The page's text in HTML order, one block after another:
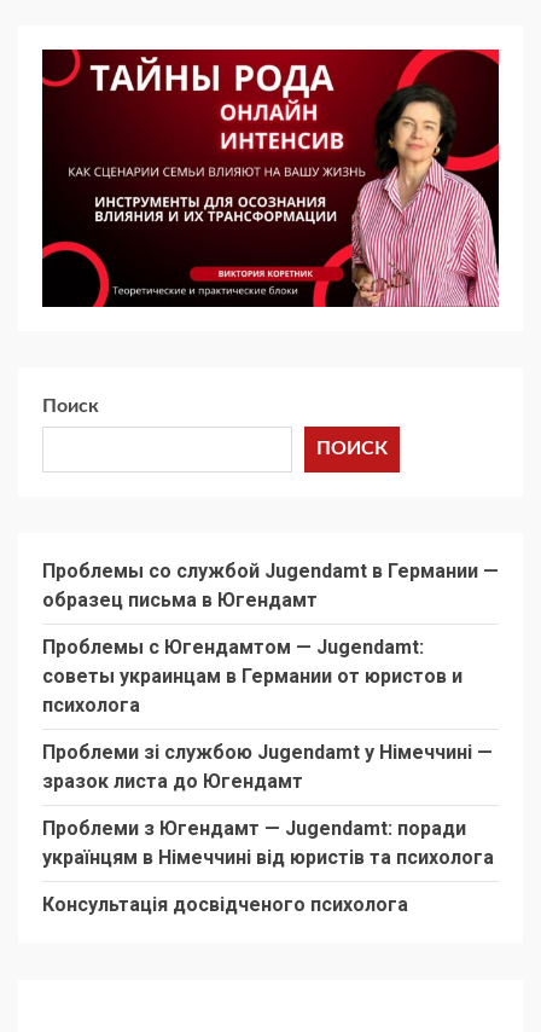
Поиск
ПОИСК
Проблемы со службой Jugendamt в Германии —
образец письма в Югендамт
Проблемы с Югендамтом — Jugendamt:
советы украинцам в Германии от юристов и
психолога
Проблеми зі службою Jugendamt у Німеччині —
зразок листа до Югендамт
Проблеми з Югендамт — Jugendamt: поради
українцям в Німеччині від юристів та психолога
Консультація досвідченого психолога